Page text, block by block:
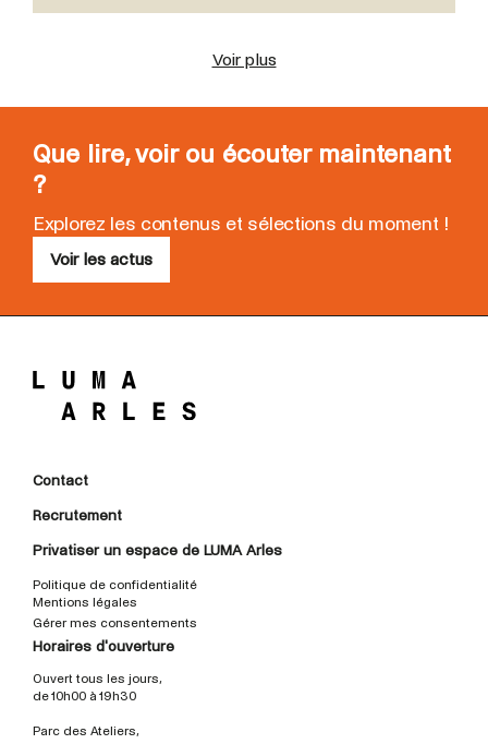
Voir plus
Que lire, voir ou écouter maintenant
?
Explorez les contenus et sélections du moment !
Voir les actus
Contact
Recrutement
Privatiser un espace de LUMA Arles
Politique de confidentialité
Mentions légales
Gérer mes consentements
Horaires d'ouverture
Ouvert tous les jours,
de 10h00 à 19h30
Parc des Ateliers,